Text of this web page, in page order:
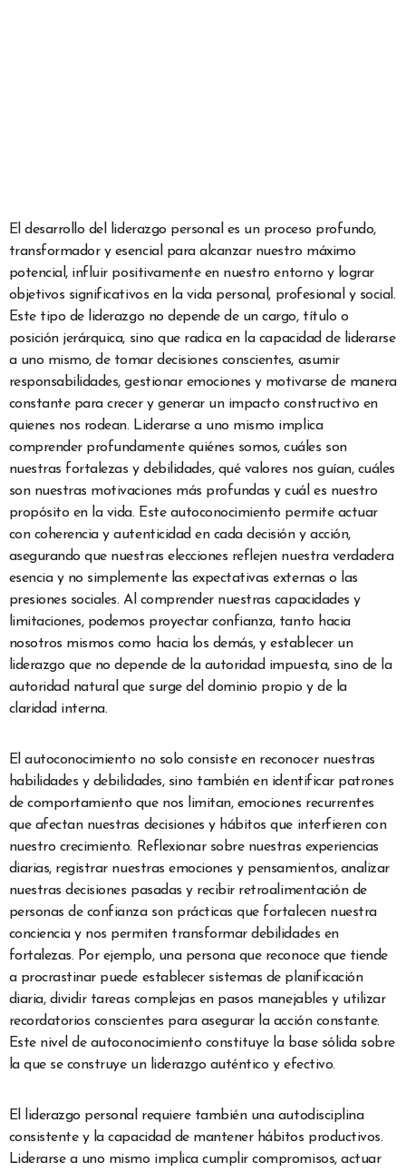
El desarrollo del liderazgo personal es un proceso profundo,
transformador y esencial para alcanzar nuestro máximo
potencial, influir positivamente en nuestro entorno y lograr
objetivos significativos en la vida personal, profesional y social.
Este tipo de liderazgo no depende de un cargo, título o
posición jerárquica, sino que radica en la capacidad de liderarse
a uno mismo, de tomar decisiones conscientes, asumir
responsabilidades, gestionar emociones y motivarse de manera
constante para crecer y generar un impacto constructivo en
quienes nos rodean. Liderarse a uno mismo implica
comprender profundamente quiénes somos, cuáles son
nuestras fortalezas y debilidades, qué valores nos guían, cuáles
son nuestras motivaciones más profundas y cuál es nuestro
propósito en la vida. Este autoconocimiento permite actuar
con coherencia y autenticidad en cada decisión y acción,
asegurando que nuestras elecciones reflejen nuestra verdadera
esencia y no simplemente las expectativas externas o las
presiones sociales. Al comprender nuestras capacidades y
limitaciones, podemos proyectar confianza, tanto hacia
nosotros mismos como hacia los demás, y establecer un
liderazgo que no depende de la autoridad impuesta, sino de la
autoridad natural que surge del dominio propio y de la
claridad interna.
El autoconocimiento no solo consiste en reconocer nuestras
habilidades y debilidades, sino también en identificar patrones
de comportamiento que nos limitan, emociones recurrentes
que afectan nuestras decisiones y hábitos que interfieren con
nuestro crecimiento. Reflexionar sobre nuestras experiencias
diarias, registrar nuestras emociones y pensamientos, analizar
nuestras decisiones pasadas y recibir retroalimentación de
personas de confianza son prácticas que fortalecen nuestra
conciencia y nos permiten transformar debilidades en
fortalezas. Por ejemplo, una persona que reconoce que tiende
a procrastinar puede establecer sistemas de planificación
diaria, dividir tareas complejas en pasos manejables y utilizar
recordatorios conscientes para asegurar la acción constante.
Este nivel de autoconocimiento constituye la base sólida sobre
la que se construye un liderazgo auténtico y efectivo.
El liderazgo personal requiere también una autodisciplina
consistente y la capacidad de mantener hábitos productivos.
Liderarse a uno mismo implica cumplir compromisos, actuar